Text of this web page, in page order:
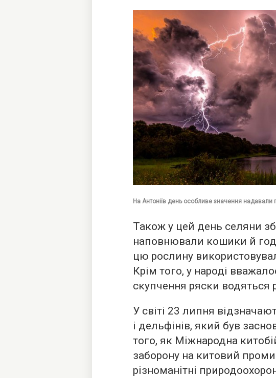
На Антоніїв день особливе значення надавали
Також у цей день селяни
наповнювали кошики й
цю рослину
Крім того, у народі
скупчення ряски водяться
У світі 23 липня
і дельфінів, який був
того, як Міжнародна
заборону на китовий
різноманітні